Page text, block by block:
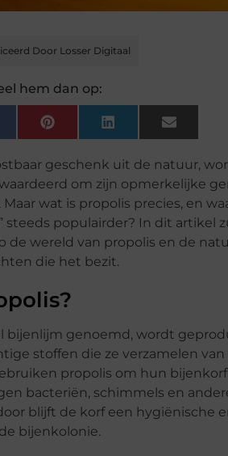
Door Losser Digitaal
hem dan op:
Pinterest LinkedIn Email
geschenk uit de natuur,
om zijn opmerkelijke
wat is propolis precies, en
steeds populairder? In dit artikel
de wereld van propolis en de
die het bezit.
bijenlijm genoemd, wordt
stoffen die ze verzamelen
propolis om hun
bacteriën, schimmels en
blijft de korf een hygiënische
bijenkolonie.